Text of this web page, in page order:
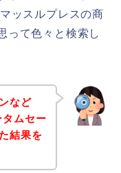
ッスルプレスの商
って色々と検索し
など
ムセー
結果を